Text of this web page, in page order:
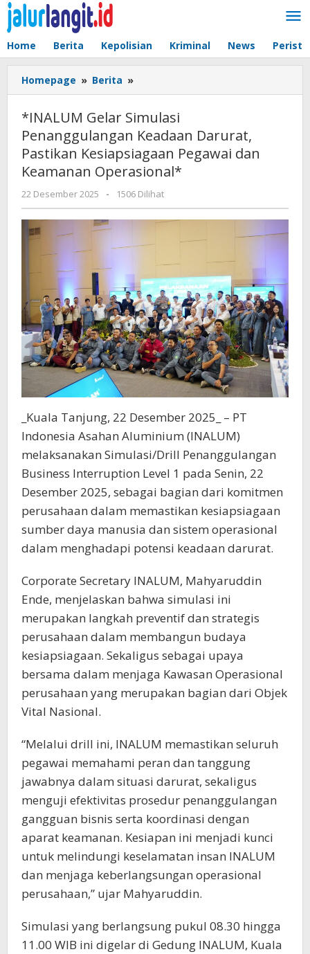
Lewati
konten
Home Berita Kepolisian Kriminal News
Homepage » Berita »
Gelar
Penanggulangan
Keadaan
Darurat,
Pastikan
Kesiapsiagaan
Pegawai
dan
Keamanan
Operasional*
*INALUM Gelar Simulasi
Penanggulangan Keadaan Darurat,
Pastikan Kesiapsiagaan Pegawai dan
Keamanan Operasional*
22 Desember 2025
oleh
admin
- 1506 Dilihat
_Kuala Tanjung, 22 Desember 2025_ – PT
Indonesia Asahan Aluminium (INALUM)
melaksanakan Simulasi/Drill Penanggulangan
Business Interruption Level 1 pada Senin, 22
Desember 2025, sebagai bagian dari komitmen
perusahaan dalam memastikan kesiapsiagaan
sumber daya manusia dan sistem operasional
dalam menghadapi potensi keadaan darurat.
Corporate Secretary INALUM, Mahyaruddin
Ende, menjelaskan bahwa simulasi ini
merupakan langkah preventif dan strategis
perusahaan dalam membangun budaya
kesiapsiagaan. Sekaligus sebagai upaya
bersama dalam menjaga Kawasan Operasional
perusahaan yang merupakan bagian dari Objek
Vital Nasional.
“Melalui drill ini, INALUM memastikan seluruh
pegawai memahami peran dan tanggung
jawabnya dalam situasi darurat, sekaligus
menguji efektivitas prosedur penanggulangan
gangguan bisnis serta koordinasi dengan
aparat keamanan. Kesiapan ini menjadi kunci
untuk melindungi keselamatan insan INALUM
dan menjaga keberlangsungan operasional
perusahaan,” ujar Mahyaruddin.
Simulasi yang berlangsung pukul 08.30 hingga
11.00 WIB ini digelar di Gedung INALUM, Kuala